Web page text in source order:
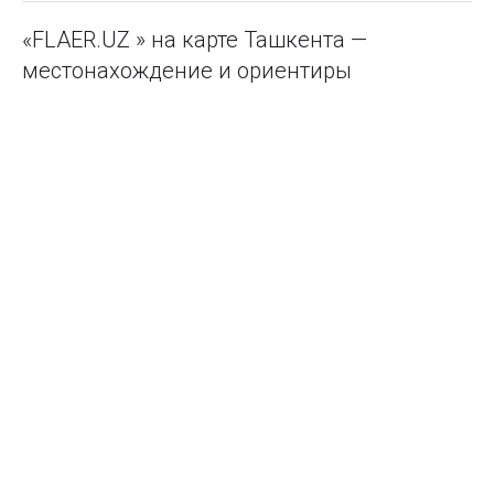
«FLAER.UZ » на карте Ташкента —
местонахождение и ориентиры